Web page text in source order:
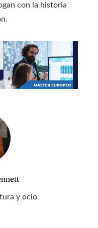
con la historia
y ocio